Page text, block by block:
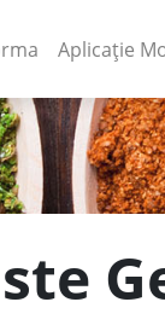
(current)
Aplicație